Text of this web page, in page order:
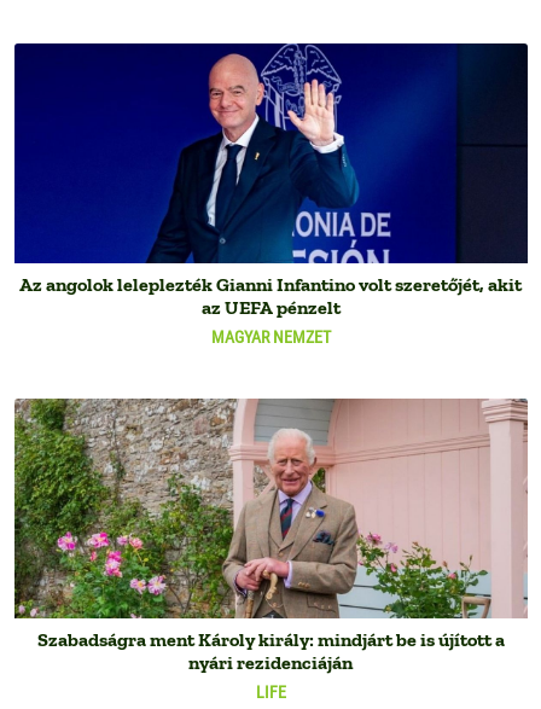
MAGYAR NEMZET
Az angolok leleplezték Gianni Infantino volt szeretőjét, akit
az UEFA pénzelt
LIFE
Szabadságra ment Károly király: mindjárt be is újított a
nyári rezidenciáján